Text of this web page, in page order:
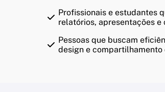
Profissionais e estudantes
relatórios, apresentações
Pessoas que buscam
design e